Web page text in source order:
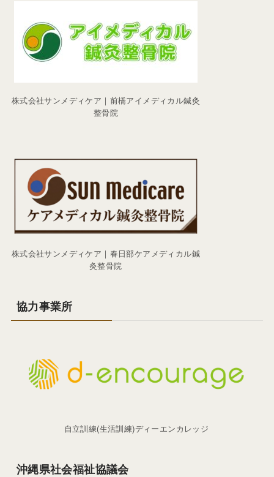
株式会社サンメディケア｜前橋アイメディカル鍼灸
整骨院
株式会社サンメディケア｜春日部ケアメディカル鍼
灸整骨院
協力事業所
自立訓練(生活訓練)ディーエンカレッジ
沖縄県社会福祉協議会